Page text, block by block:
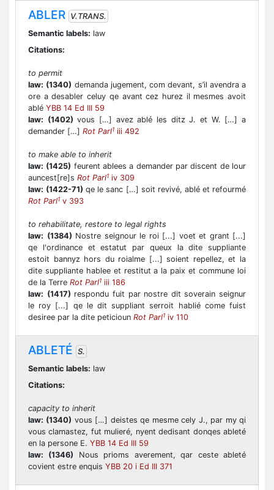
ABLER V.TRANS.
Semantic labels: law
Citations:
to permit
law: (1340) demanda jugement, com devant, s’il avendra a
ore a desabler celuy qe avant cez hurez il mesmes avoit
ablé YBB 14 Ed III 59
law: (1402) vous […] avez ablé les ditz J. et W. […] a
demander […] Rot Parl1 iii 492
to make able to inherit
law: (1425) feurent ablees a demander par discent de lour
auncest[re]s Rot Parl1 iv 309
law: (1422-71) qe le sanc […] soit revivé, ablé et refourmé
Rot Parl1 v 393
to rehabilitate, restore to legal rights
law: (1384) Nostre seignour le roi [...] voet et grant [...]
qe l'ordinance et estatut par queux la dite suppliante
estoit bannyz hors du roialme [...] soient repellez, et la
dite suppliante hablee et restitut a la paix et commune loi
de la Terre Rot Parl1 iii 186
law: (1417) respondu fuit par nostre dit soverain seignur
le roy [...] qe le dit suppliant serroit hablié come fuist
desiree par la dite peticioun Rot Parl1 iv 110
ABLETÉ S.
Semantic labels: law
Citations:
capacity to inherit
law: (1340) vous […] deistes qe mesme cely J., par my qi
vous clamastez, fut mulieré, nyent dedisant donqes ableté
en la persone E. YBB 14 Ed III 59
law:
(1346) Nous prioms averement, qar ceste ableté
covient estre enquis YBB 20 i Ed III 371